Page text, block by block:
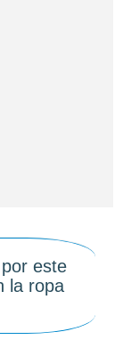
este
la ropa